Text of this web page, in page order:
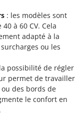
: les modèles sont
à 60 CV. Cela
adapté à la
ou les
possibilité de régler
permet de travailler
des bords de
le confort en